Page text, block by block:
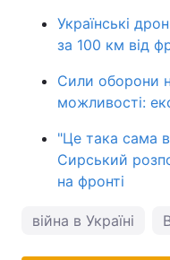
Українські
за 100 км від
Сили оборони
можливості:
"Це така сама
Сирський
на фронті
війна в Україні